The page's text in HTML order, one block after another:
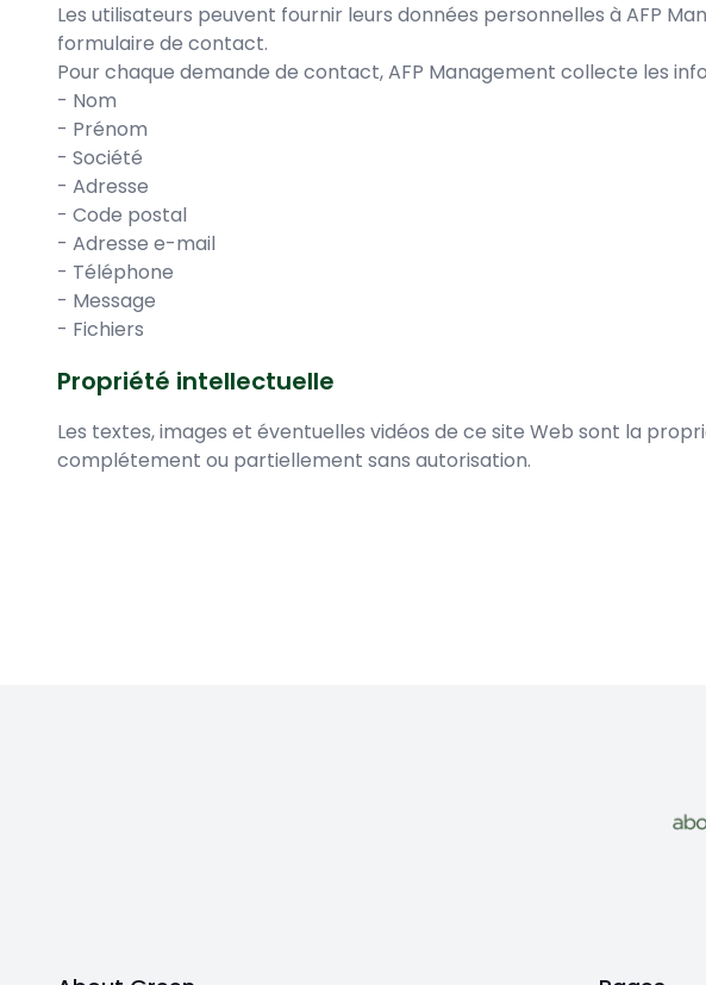
Les utilisateurs peuvent fournir leurs données personnelles à AFP
formulaire de contact.
Pour chaque demande de contact, AFP Management collecte les
- Nom
- Prénom
- Société
- Adresse
- Code postal
- Adresse e-mail
- Téléphone
- Message
- Fichiers
Propriété intellectuelle
Les textes, images et éventuelles vidéos de ce site Web sont la
complétement ou partiellement sans autorisation.